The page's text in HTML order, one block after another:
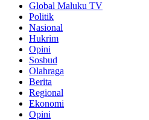
Global Maluku TV
Politik
Nasional
Hukrim
Opini
Sosbud
Olahraga
Berita
Regional
Ekonomi
Opini